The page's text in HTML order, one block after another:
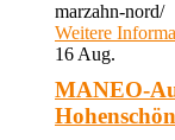
marzahn-nord/
Weitere
16 Aug.
MANEO-